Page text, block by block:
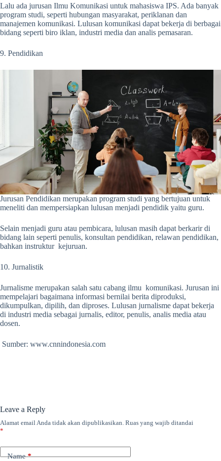
Lalu ada jurusan Ilmu Komunikasi untuk mahasiswa IPS. Ada banyak
program studi, seperti hubungan masyarakat, periklanan dan
manajemen komunikasi. Lulusan komunikasi dapat bekerja di berbagai
bidang seperti biro iklan, industri media dan analis pemasaran.
9. Pendidikan
Jurusan Pendidikan merupakan program studi yang bertujuan untuk
meneliti dan mempersiapkan lulusan menjadi pendidik yaitu guru.
Selain menjadi guru atau pembicara, lulusan masih dapat berkarir di
bidang lain seperti penulis, konsultan pendidikan, relawan pendidikan,
bahkan instruktur kejuruan.
10. Jurnalistik
Jurnalisme merupakan salah satu cabang ilmu komunikasi. Jurusan ini
mempelajari bagaimana informasi bernilai berita diproduksi,
dikumpulkan, dipilih, dan diproses. Lulusan jurnalisme dapat bekerja
di industri media sebagai jurnalis, editor, penulis, analis media atau
dosen.
Sumber: www.cnnindonesia.com
Leave a Reply
Alamat email Anda tidak akan dipublikasikan. Ruas yang wajib ditandai
*
Name*